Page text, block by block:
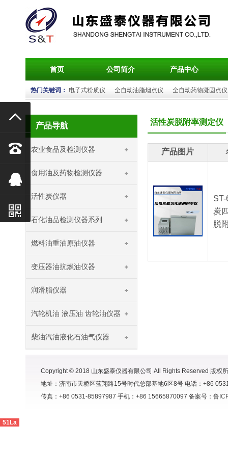
首页 公司简介 产品中心
热门关键词： 电子式粉质仪 全自动油脂烟点仪 全自动药物凝固点仪
产品导航
农业食品及检测仪器
食用油及药物检测仪器
活性炭仪器
石化油品检测仪器系列
燃料油重油原油仪器
变压器油抗燃油仪器
润滑脂仪器
汽轮机油 液压油 齿轮油仪器
柴油汽油液化石油气仪器
活性炭脱附率测定仪
产品图片
炭
脱
Copyright © 2018 山东盛泰仪器有限公司 All Rights Reserved 版权
地址：济南市天桥区蓝翔路15号时代总部基地6区8号 电话：+86
传真：+86 0531-85897987 手机：+86 15665870097 备案号： 鲁




51La